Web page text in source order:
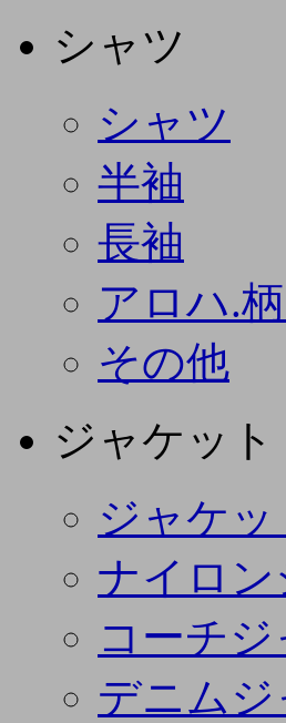
シャツ
シャツ
半袖
長袖
アロハ.
その他
ジャケッ
ジャケ
ナイロン
コーチジ
デニムジ